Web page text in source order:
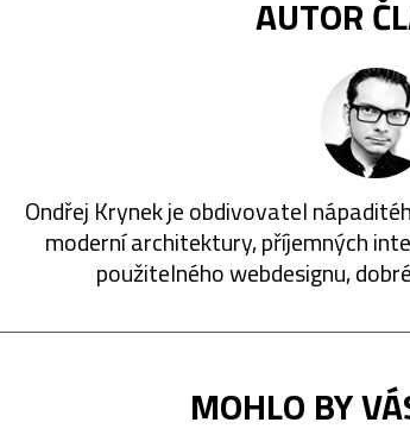
AUTOR
Ondřej Krynek je obdivovatel
moderní architektury, příjemných
použitelného webdesignu,
MOHLO BY